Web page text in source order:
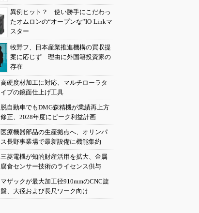
異例ヒット？ 使い勝手にこだわっ
たオムロンの“オープンな”IO-Linkマ
スター
牧野フ、日本産業推進機構の買収提
案に応じず 理由に外国籍投資家の
存在
高硬度材加工に対応、マルチローラタ
イプの鏡面仕上げ工具
脱自動車でもDMG森精機が業績再上方
修正、2028年度にピーク利益計画
医療機器部品の生産拠点へ、オリンパ
ス長野事業場で最新設備に機能集約
三菱電機が知的財産活用を拡大、金属
腐食センサー技術のライセンス供与
マザックが最大加工径910mmのCNC旋
盤、大径および長尺ワーク向け